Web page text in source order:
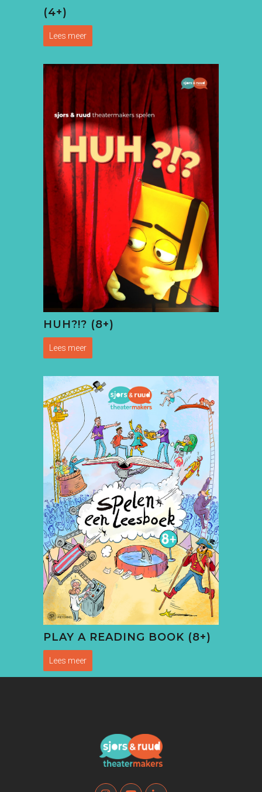
(4+)
Lees meer
HUH?!? (8+)
Lees meer
PLAY A READING BOOK (8+)
Lees meer